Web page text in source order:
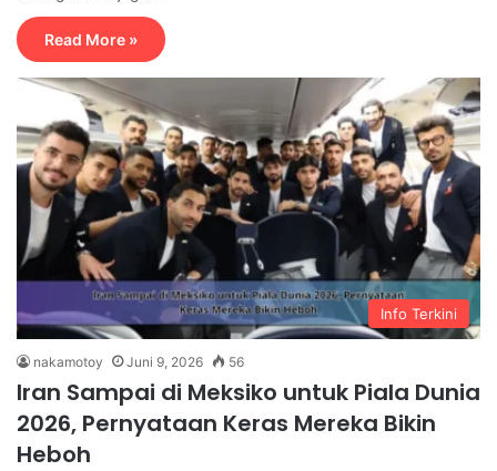
Read More »
Info Terkini
nakamotoy Juni 9, 2026 56
Iran Sampai di Meksiko untuk Piala Dunia
2026, Pernyataan Keras Mereka Bikin
Heboh